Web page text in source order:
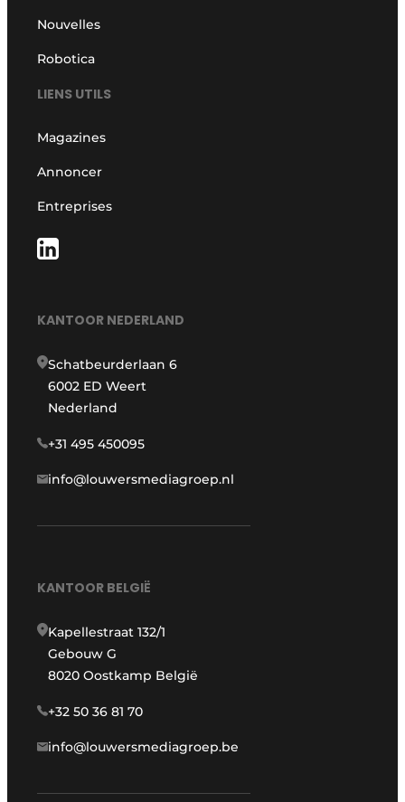
Nouvelles
Robotica
LIENS UTILS
Magazines
Annoncer
Entreprises
KANTOOR NEDERLAND
Schatbeurderlaan 6
6002 ED Weert
Nederland
+31 495 450095
info@louwersmediagroep.nl
KANTOOR BELGIË
Kapellestraat 132/1
Gebouw G
8020 Oostkamp België
+32 50 36 81 70
info@louwersmediagroep.be